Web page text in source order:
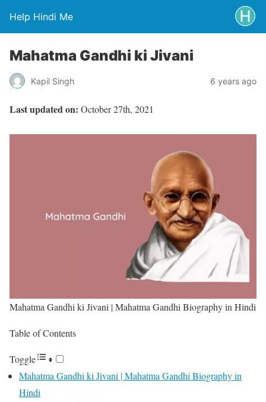
Help Hindi Me
Mahatma Gandhi ki Jivani
Kapil Singh 6 years ago
Last updated on: October 27th, 2021
Mahatma Gandhi ki Jivani | Mahatma Gandhi Biography in Hindi
Table of Contents
Toggle
Mahatma Gandhi ki Jivani | Mahatma Gandhi Biography in
Hindi